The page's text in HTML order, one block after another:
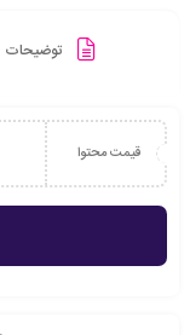
توضیحات
قیمت محتوا